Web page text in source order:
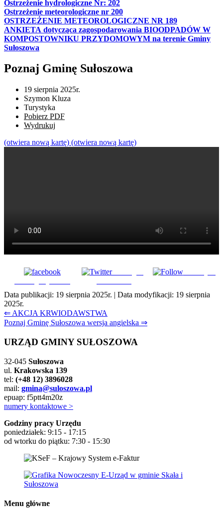
Ostrzeżenie hydrologiczne Nr: 202
Ostrzeżenie meteorologiczne nr 200
OSTRZEŻENIE METEOROLOGICZNE NR 189
ANKIETA dotycząca zagospodarowania BIOODPADÓW W
KOMPOSTOWNIKU PRZYDOMOWYM na terenie Gminy
Sułoszowa
Poznaj Gminę Sułoszowa
19 sierpnia 2025r.
Szymon Kluza
Turystyka
Pobierz PDF
Wydrukuj
(otwiera nową kartę) (otwiera nową kartę)
Udostępnij
Subskrybuj
Data publikacji: 19 sierpnia 2025r. | Data modyfikacji: 19 sierpnia
2025r.
Nawigacja
wpisu
⇐ AKCJA KRWIODAWSTWA
Poznaj Gminę Sułoszowa wersja angielska ⇒
URZĄD GMINY SUŁOSZOWA
32-045 Sułoszowa
ul. Krakowska 139
tel: (+48 12) 3896028
mail: gmina@suloszowa.pl
epuap: f5ptt4m20z
numery kontaktowe >
Godziny pracy Urzędu
poniedziałek: 9:15 - 17:15
od wtorku do piątku: 7:30 - 15:30
Menu główne